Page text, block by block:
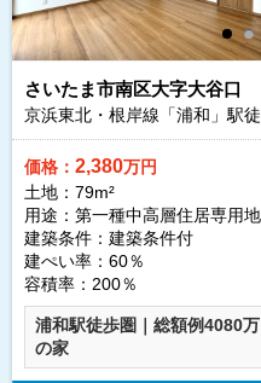
さいたま市南区大字大谷口
京浜東北・根岸線「浦和」駅
価格： 2,380万円
土地：79m²
用途：第一種中高層住居専用
建築条件： 建築条件付
建ぺい率：60％
容積率：200％
浦和駅徒歩圏｜総額例4080
の家